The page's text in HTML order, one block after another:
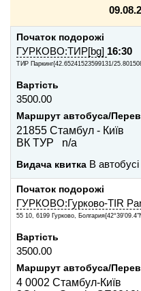
Початок подорожі
ГУРКОВО:ТИР[bg] 16:30
ТИР Паркинг{42.65241523599131/
Вартість
3500.00
Маршрут автобуса/
21855 Стамбул - Київ
ВК ТУР n/a
Видача квитка В автобусі
Початок подорожі
ГУРКОВО:Гурково-TIR
55 10, 6199 Гурково,
Вартість
3500.00
Маршрут автобуса/
4 0002 Стамбул-Київ